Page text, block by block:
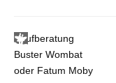
Kaufberatung
Buster Wombat
oder Fatum Moby